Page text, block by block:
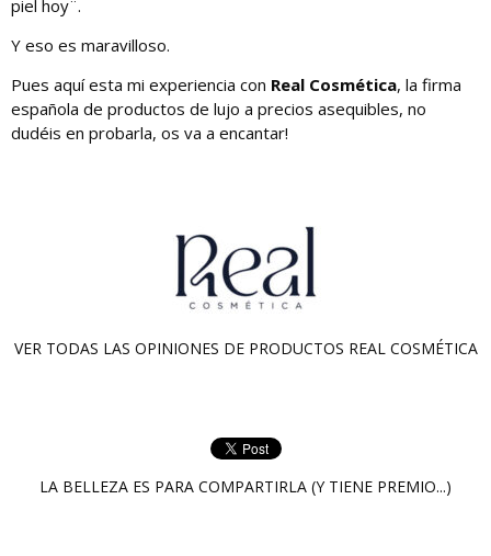
piel hoy¨.
Y eso es maravilloso.
Pues aquí esta mi experiencia con Real Cosmética, la firma
española de productos de lujo a precios asequibles, no
dudéis en probarla, os va a encantar!
VER TODAS LAS OPINIONES DE PRODUCTOS REAL COSMÉTICA
LA BELLEZA ES PARA COMPARTIRLA (Y TIENE PREMIO...)